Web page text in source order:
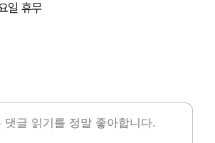
일 휴무